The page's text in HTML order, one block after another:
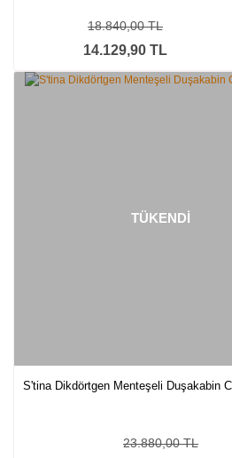
14.129,90 TL
18.840,00 TL
TÜKENDİ
S'tina Dikdörtgen Menteşeli Duşakabin
23.880,00 TL